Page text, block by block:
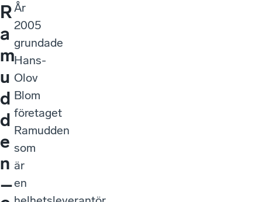
R
a
m
u
d
d
e
n
–
År
2005
grundade
Hans-
Olov
Blom
företaget
Ramudden
som
är
en